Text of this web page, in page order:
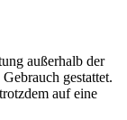
außerhalb der
gestattet.
auf eine